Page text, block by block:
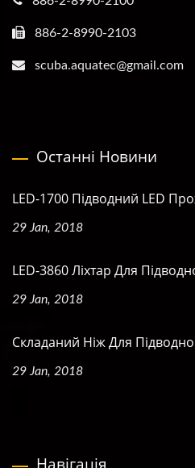
886-2-8990-2103
scuba.aquatec@gmail.com
Останні Новини
LED-1700 Підводний LED
29 Jan, 2018
LED-3860 Ліхтар Для
29 Jan, 2018
Складаний Ніж Для
29 Jan, 2018